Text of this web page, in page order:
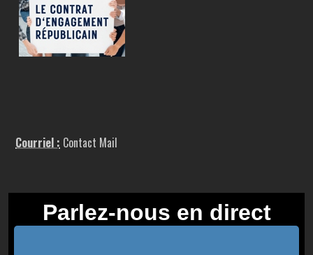
Courriel : Contact Mail